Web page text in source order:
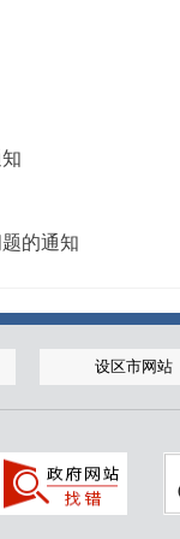
的通知
设区市网站